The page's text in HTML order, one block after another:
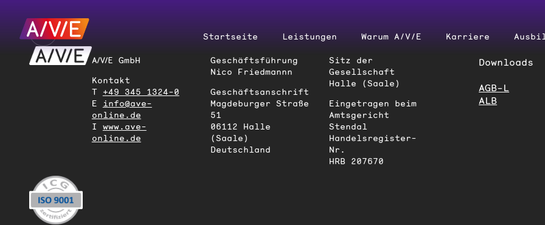
Startseite Leistungen Warum A/‌V/‌E Karriere
A/V/E GmbH
Kontakt
T +49 345 1324-0
E info@ave-
online.de
I www.ave-
online.de
Geschäftsführung
Nico Friedmannn
Geschäftsanschrift
Magdeburger Straße
51
06112 Halle
(Saale)
Deutschland
Sitz der
Gesellschaft
Halle (Saale)
Eingetragen beim
Amtsgericht
Stendal
Handelsregister-
Nr.
HRB 207670
Downloads
AGB-L
ALB